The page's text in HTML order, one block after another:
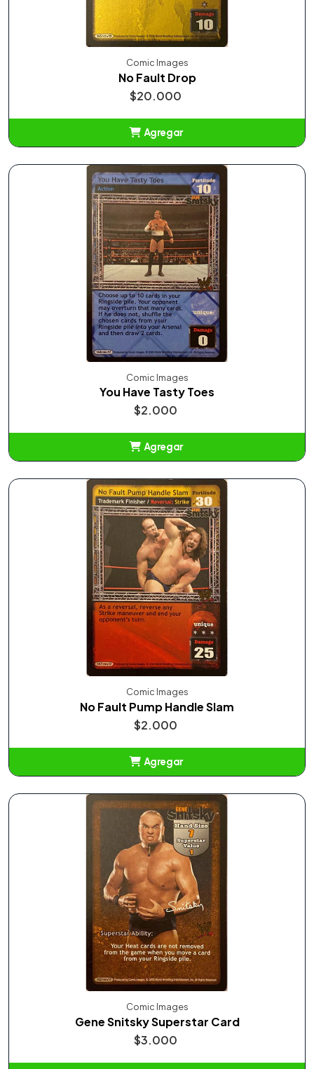
Comic Images
No Fault Drop
$20.000
Agregar
Comic Images
You Have Tasty Toes
$2.000
Agregar
Comic Images
No Fault Pump Handle Slam
$2.000
Agregar
Comic Images
Gene Snitsky Superstar Card
$3.000